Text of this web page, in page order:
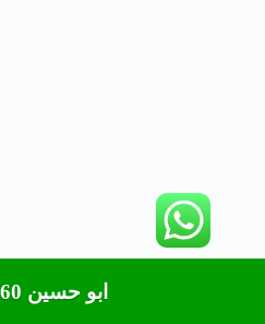
حقوق النشر © لعام
ابو حسين 66632260